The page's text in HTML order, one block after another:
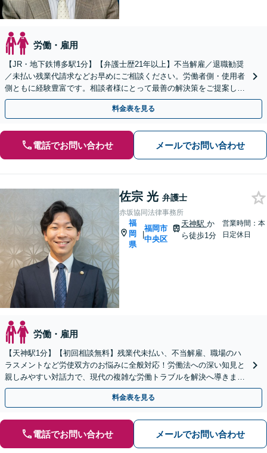
労働・雇用
【JR・地下鉄博多駅1分】【弁護士歴21年以上】不当解雇／退職勧奨
／未払い残業代請求などお早めにご相談ください。労働者側・使用者
側ともに経験豊富です。相談者様にとって最善の解決策をご提案し、
解決に向けて尽力いたします。
料金表を見る
電話でお問い合わせ メールでお問い合わせ
佐宗 光 弁護士
赤坂協同法律事務所
福
岡
県
|
福岡市
中央区
天神駅 か
ら徒歩1分
営業時間：本
日定休日
労働・雇用
【天神駅1分】【初回相談無料】残業代未払い、不当解雇、職場のハ
ラスメントなど労使双方のお悩みに全般対応！労働法への深い知見と
親しみやすい対話力で、現代の複雑な労働トラブルを解決へ導きま
す。一人で悩まずまずはご相談ください【夜間・休日相談可】
料金表を見る
電話でお問い合わせ メールでお問い合わせ